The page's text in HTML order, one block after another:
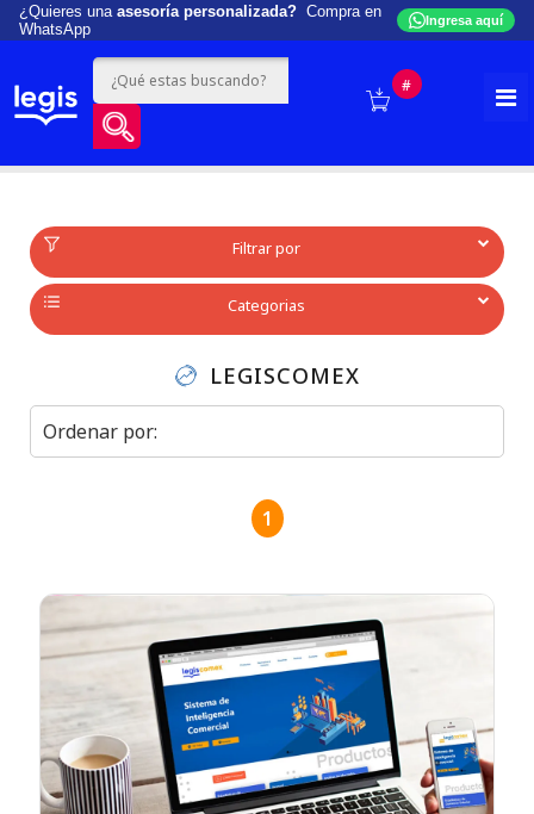
¿Quieres una asesoría personalizada? Compra en
WhatsApp
Ingresa aquí
#
Filtrar por
Categorias
LEGISCOMEX
1